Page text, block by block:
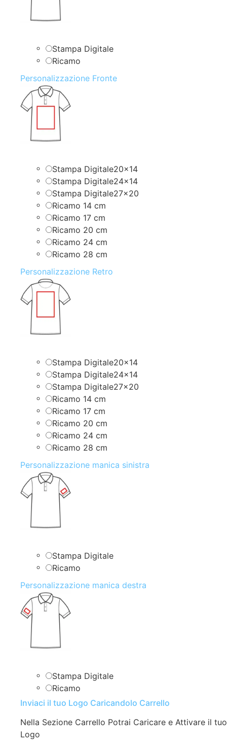
Stampa Digitale
Ricamo
Personalizzazione Fronte
Stampa Digitale20x14
Stampa Digitale24x14
Stampa Digitale27x20
Ricamo 14 cm
Ricamo 17 cm
Ricamo 20 cm
Ricamo 24 cm
Ricamo 28 cm
Personalizzazione Retro
Stampa Digitale20x14
Stampa Digitale24x14
Stampa Digitale27x20
Ricamo 14 cm
Ricamo 17 cm
Ricamo 20 cm
Ricamo 24 cm
Ricamo 28 cm
Personalizzazione manica sinistra
Stampa Digitale
Ricamo
Personalizzazione manica destra
Stampa Digitale
Ricamo
Inviaci il tuo Logo Caricandolo Carrello
Nella Sezione Carrello Potrai Caricare e Attivare il tuo
Logo